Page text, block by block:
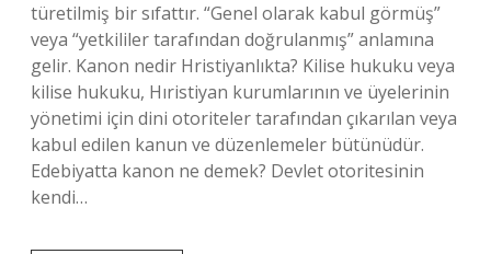
türetilmiş bir sıfattır. “Genel olarak kabul görmüş”
veya “yetkililer tarafından doğrulanmış” anlamına
gelir. Kanon nedir Hristiyanlıkta? Kilise hukuku veya
kilise hukuku, Hıristiyan kurumlarının ve üyelerinin
yönetimi için dini otoriteler tarafından çıkarılan veya
kabul edilen kanun ve düzenlemeler bütünüdür.
Edebiyatta kanon ne demek? Devlet otoritesinin
kendi…